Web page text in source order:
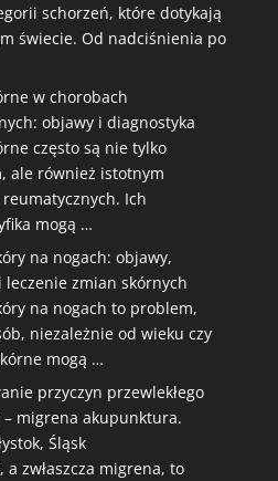
schorzeń, które dotykają
świecie. Od nadciśnienia po
w chorobach
objawy i diagnostyka
często są nie tylko
ale również istotnym
Ich
mogą …
na nogach: objawy,
leczenie zmian skórnych
na nogach to problem,
niezależnie od wieku czy
mogą …
przyczyn przewlekłego
– migrena akupunktura.
Śląsk
a zwłaszcza migrena, to